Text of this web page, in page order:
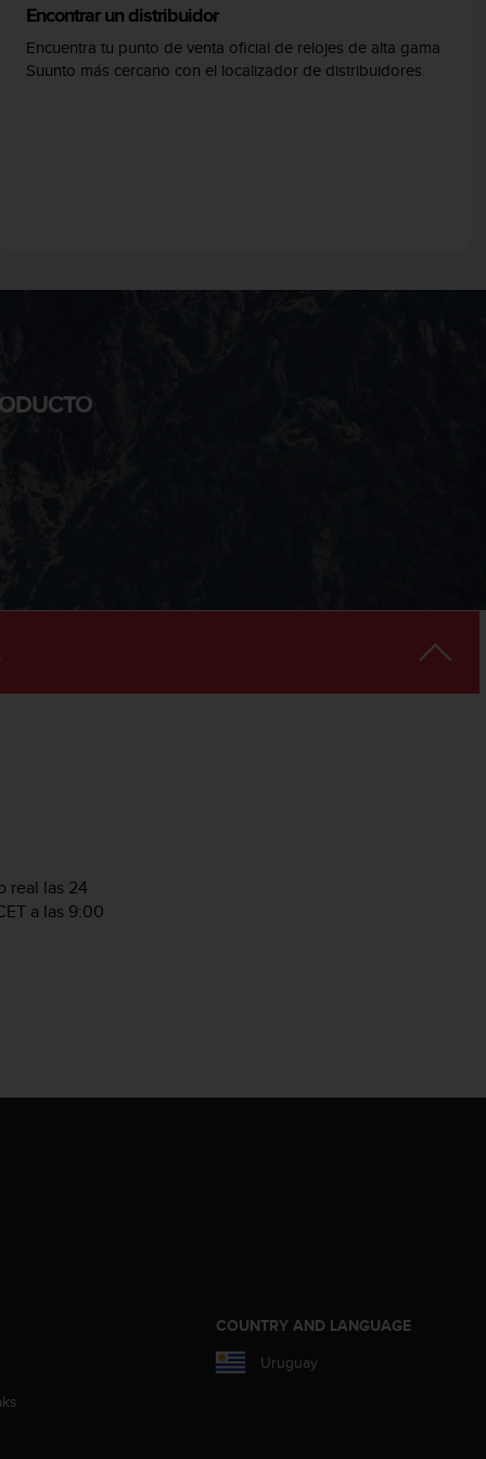
Encontrar un distribuidor
Encuentra tu punto de venta oficial de relojes de alta gama
Suunto más cercano con el localizador de distribuidores.
real las 24
a las 9:00
COUNTRY AND LANGUAGE
Uruguay